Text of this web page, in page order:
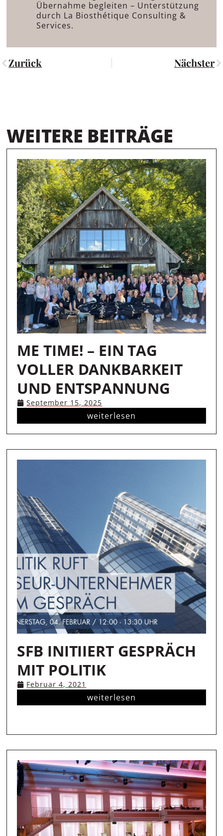
Übernahme begleiten – Unterstützung
durch La Biosthétique Consulting &
Services.
Zurück Nächster
WEITERE BEITRÄGE
ME TIME! – EIN TAG
VOLLER DANKBARKEIT
UND ENTSPANNUNG
September 15, 2025
weiterlesen
SFB INITIIERT GESPRÄCH
MIT POLITIK
Februar 4, 2021
weiterlesen